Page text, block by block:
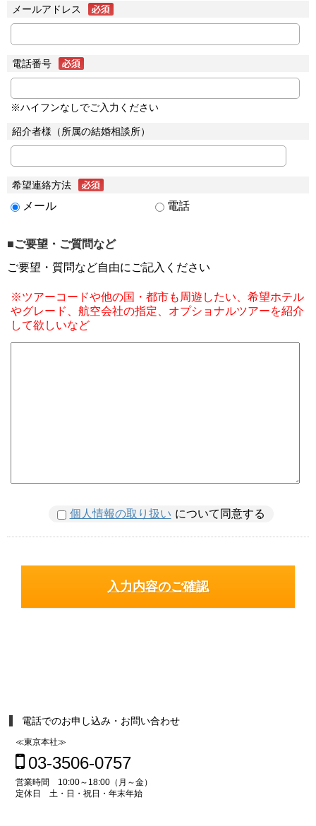
メールアドレス
電話番号
※ハイフンなしでご入力ください
紹介者様（所属の結婚相談所）
希望連絡方法
メール 電話
■ご要望・ご質問など
ご要望・質問など自由にご記入ください
※ツアーコードや他の国・都市も周遊したい、希望ホテル
やグレード、航空会社の指定、オプショナルツアーを紹介
して欲しいなど
個人情報の取り扱い について同意する
電話でのお申し込み・お問い合わせ
≪東京本社≫
03-3506-0757
営業時間 10:00～18:00（月～金）
定休日 土・日・祝日・年末年始